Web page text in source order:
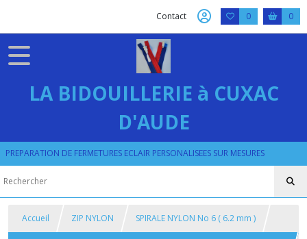
Contact 0 0
LA BIDOUILLERIE à CUXAC
D'AUDE
PREPARATION DE FERMETURES ECLAIR PERSONALISEES SUR MESURES
Accueil ZIP NYLON SPIRALE NYLON No 6 ( 6.2 mm )